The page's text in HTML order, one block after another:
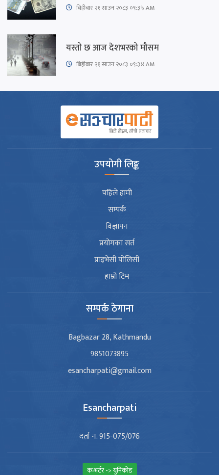
बिहीबार २१ साउन २०८३ ०९:३५ AM
यस्तो छ आज देशभरको मौसम
बिहीबार २१ साउन २०८३ ०९:३४ AM
उपयोगी लिङ्क
पहिले हामी
सम्पर्क
विज्ञापन
प्रयोगका सर्त
प्राइभेसी पोलिसी
हाम्रो टिम
सम्पर्क ठेगाना
Bagbazar 28, Kathmandu
9851073895
esancharpati@gmail.com
Esancharpati
दर्ता न. 915-075/076
कन्भर्टर -> युनिकोड